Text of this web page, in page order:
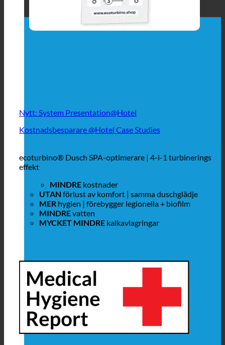
Nytt: System Presentation@Hotel
Kostnadsbesparare @Hotel Case Studies
ecoturbino® Dusch SPA-optimerare | 4-i-1 turbinerings
effekt
MINDREkostnader
UTAN förlust av komfort | samma duschglädje
MER hygien | förebygger legionella + biofilm
MINDREvatten
MYCKET MINDRE kalkavlagringar